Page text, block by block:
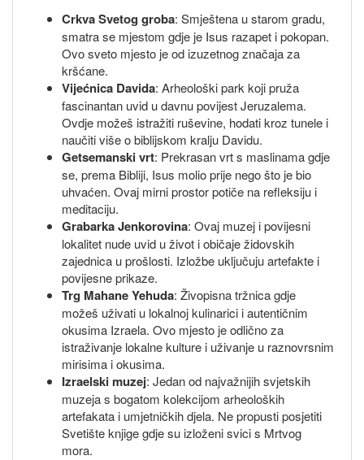
Crkva Svetog groba: Smještena u starom gradu,
smatra se mjestom gdje je Isus razapet i pokopan.
Ovo sveto mjesto je od izuzetnog značaja za
kršćane.
Vijećnica Davida: Arheološki park koji pruža
fascinantan uvid u davnu povijest Jeruzalema.
Ovdje možeš istražiti ruševine, hodati kroz tunele i
naučiti više o biblijskom kralju Davidu.
Getsemanski vrt: Prekrasan vrt s maslinama gdje
se, prema Bibliji, Isus molio prije nego što je bio
uhvaćen. Ovaj mirni prostor potiče na refleksiju i
meditaciju.
Grabarka Jenkorovina: Ovaj muzej i povijesni
lokalitet nude uvid u život i običaje židovskih
zajednica u prošlosti. Izložbe uključuju artefakte i
povijesne prikaze.
Trg Mahane Yehuda: Živopisna tržnica gdje
možeš uživati u lokalnoj kulinarici i autentičnim
okusima Izraela. Ovo mjesto je odlično za
istraživanje lokalne kulture i uživanje u raznovrsnim
mirisima i okusima.
Izraelski muzej: Jedan od najvažnijih svjetskih
muzeja s bogatom kolekcijom arheoloških
artefakata i umjetničkih djela. Ne propusti posjetiti
Svetište knjige gdje su izloženi svici s Mrtvog
mora.